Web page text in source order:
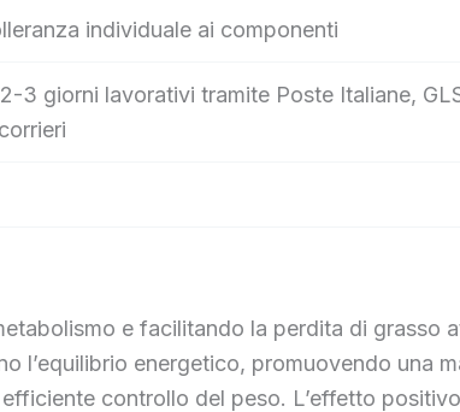
individuale ai componenti
3 giorni lavorativi tramite Poste Italiane,
e facilitando la perdita di grasso
l’equilibrio energetico, promuovendo una
controllo del peso. L’effetto